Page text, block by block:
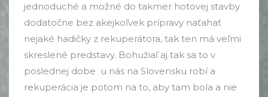
jednoduché a možné do takmer hotovej stavby
dodatočne bez akejkoľvek prípravy naťahať
nejaké hadičky z rekuperátora, tak ten má veľmi
skreslené predstavy. Bohužiaľ aj tak sa to v
poslednej dobe u nás na Slovensku robí a
rekuperácia je potom na to, aby tam bola a nie